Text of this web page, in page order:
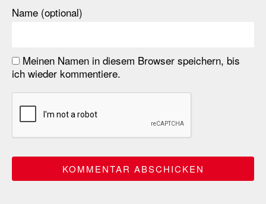
Name (optional)
Meinen Namen in diesem Browser speichern, bis
ich wieder kommentiere.